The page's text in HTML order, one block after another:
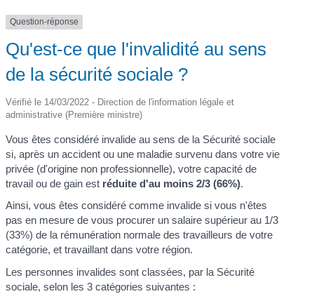
Question-réponse
Qu'est-ce que l'invalidité au sens
de la sécurité sociale ?
Vérifié le 14/03/2022 - Direction de l'information légale et
administrative (Première ministre)
Vous êtes considéré invalide au sens de la Sécurité sociale
si, après un accident ou une maladie survenu dans votre vie
privée (d'origine non professionnelle), votre capacité de
travail ou de gain est réduite d'au moins 2/3 (66%).
Ainsi, vous êtes considéré comme invalide si vous n'êtes
pas en mesure de vous procurer un salaire supérieur au 1/3
(33%) de la rémunération normale des travailleurs de votre
catégorie, et travaillant dans votre région.
Les personnes invalides sont classées, par la Sécurité
sociale, selon les 3 catégories suivantes :